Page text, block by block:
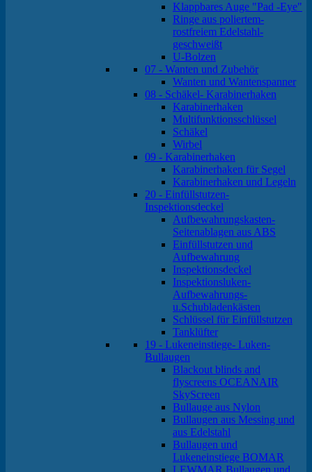
Klappbares Auge "Pad -Eye"
Ringe aus poliertem-
rostfreiem Edelstahl-
geschweißt
U-Bolzen
07 - Wanten und Zubehör
Wanten und Wantenspanner
08 - Schäkel- Karabinerhaken
Karabinerhaken
Multifunktionsschlüssel
Schäkel
Wirbel
09 - Karabinerhaken
Karabinerhaken für Segel
Karabinerhaken und Legeln
20 - Einfüllstutzen-
Inspektionsdeckel
Aufbewahrungskasten-
Seitenablagen aus ABS
Einfüllstutzen und
Aufbewahrung
Inspektionsdeckel
Inspektionsluken-
Aufbewahrungs-
u.Schubladenkästen
Schlüssel für Einfüllstutzen
Tanklüfter
19 - Lukeneinstiege- Luken-
Bullaugen
Blackout blinds and
flyscreens OCEANAIR
SkyScreen
Bullauge aus Nylon
Bullaugen aus Messing und
aus Edelstahl
Bullaugen und
Lukeneinstiege BOMAR
LEWMAR Bullaugen und